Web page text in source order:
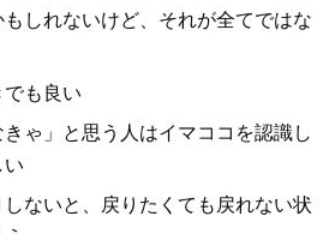
しれないけど、それが全てではな
も良い
きゃ」と思う人はイマココを認識し
ないと、戻りたくても戻れない状